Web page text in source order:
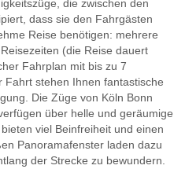
die zwischen den
dass sie den Fahrgästen
Reise benötigen: mehrere
(die Reise dauert
Fahrplan mit bis zu 7
Fahrt stehen Ihnen fantastische
Die Züge von Köln Bonn
über helle und geräumige
viel Beinfreiheit und einen
Panoramafenster laden dazu
der Strecke zu bewundern.